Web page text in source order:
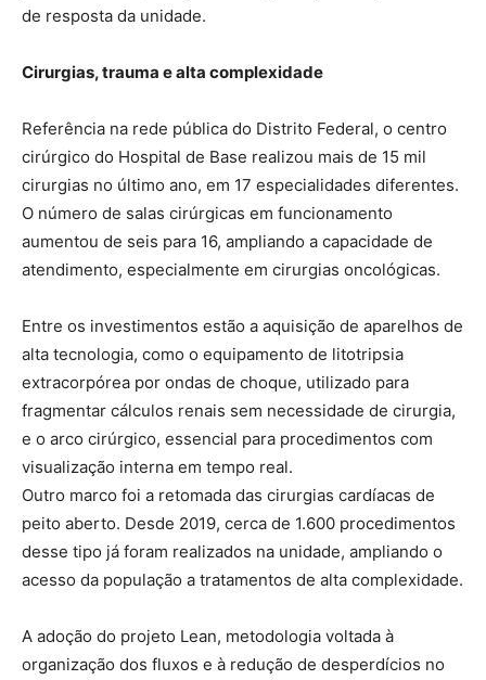
de resposta da unidade.
Cirurgias, trauma e alta complexidade
Referência na rede pública do Distrito Federal, o centro
cirúrgico do Hospital de Base realizou mais de 15 mil
cirurgias no último ano, em 17 especialidades diferentes.
O número de salas cirúrgicas em funcionamento
aumentou de seis para 16, ampliando a capacidade de
atendimento, especialmente em cirurgias oncológicas.
Entre os investimentos estão a aquisição de aparelhos de
alta tecnologia, como o equipamento de litotripsia
extracorpórea por ondas de choque, utilizado para
fragmentar cálculos renais sem necessidade de cirurgia,
e o arco cirúrgico, essencial para procedimentos com
visualização interna em tempo real.
Outro marco foi a retomada das cirurgias cardíacas de
peito aberto. Desde 2019, cerca de 1.600 procedimentos
desse tipo já foram realizados na unidade, ampliando o
acesso da população a tratamentos de alta complexidade.
A adoção do projeto Lean, metodologia voltada à
organização dos fluxos e à redução de desperdícios no